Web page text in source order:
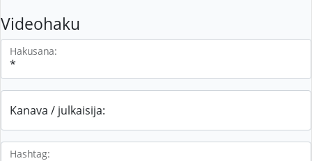
Videohaku
Hakusana:
Kanava / julkaisija:
Hashtag: